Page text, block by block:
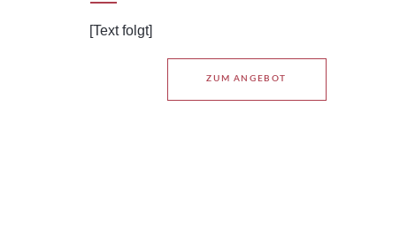
[Text folgt]
ZUM ANGEBOT